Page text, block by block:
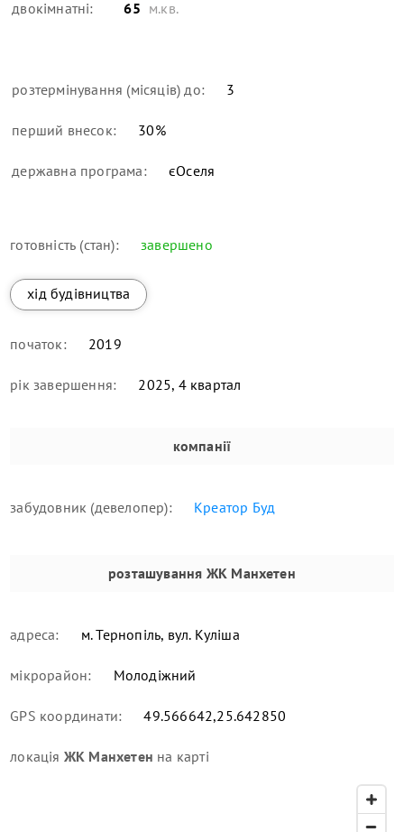
двокімнатні: 65 м.кв.
розтермінування (місяців) до: 3
перший внесок: 30%
державна програма: єОселя
готовність (стан): завершено
хід будівництва
початок: 2019
рік завершення: 2025, 4 квартал
компанії
забудовник (девелопер): Креатор Буд
розташування ЖК Манхетен
адреса: м. Тернопіль, вул. Куліша
мікрорайон: Молодіжний
GPS координати: 49.566642,25.642850
локація ЖК Манхетен на карті